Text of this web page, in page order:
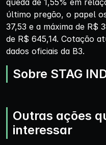
último pregão, o papel
37,53 e a máxima de R$
de R$ 645,14. Cotação
dados oficiais da B3.
Sobre STAG
Outras ações
interessar